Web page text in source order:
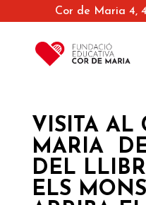
Cor de Maria 4,
VISITA AL
MARIA DE
DEL
ELS